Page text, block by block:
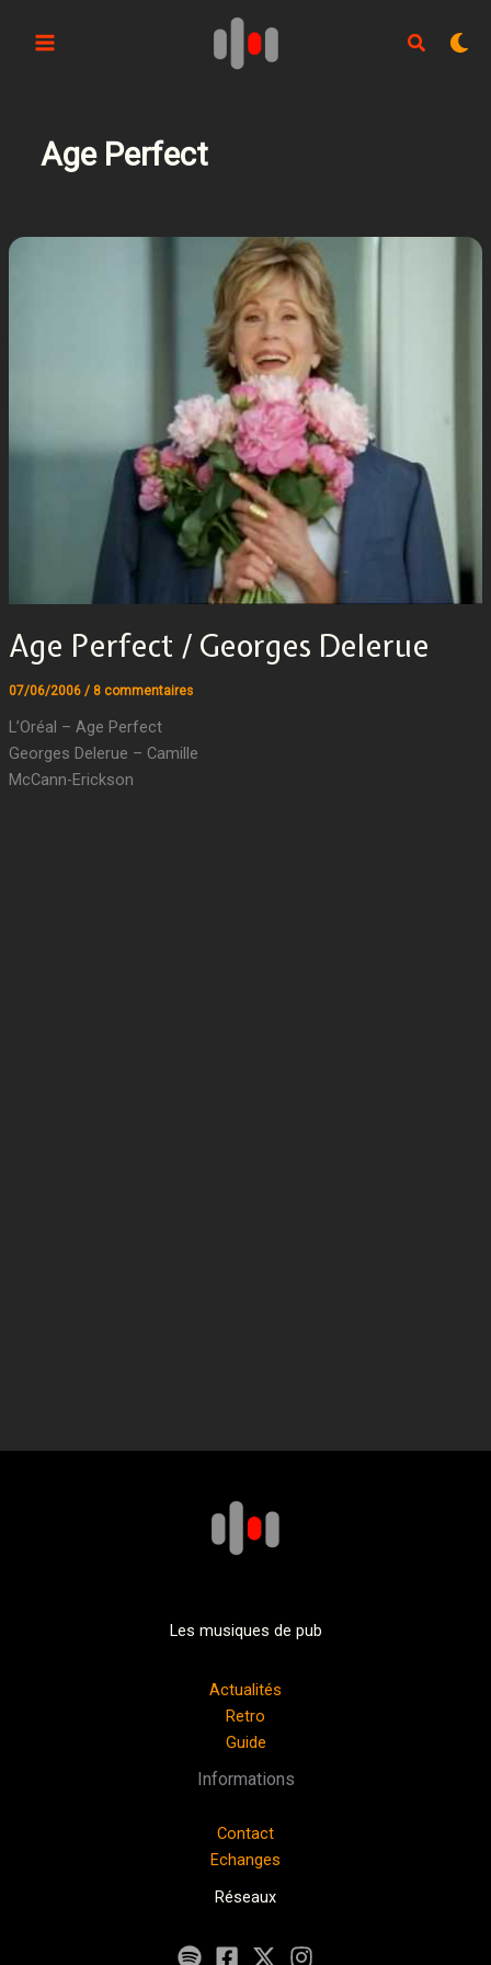
Age Perfect
Age Perfect / Georges Delerue
07/06/2006 / 8 commentaires
L’Oréal – Age Perfect
Georges Delerue – Camille
McCann-Erickson
Les musiques de pub
Actualités
Retro
Guide
Informations
Contact
Echanges
Réseaux